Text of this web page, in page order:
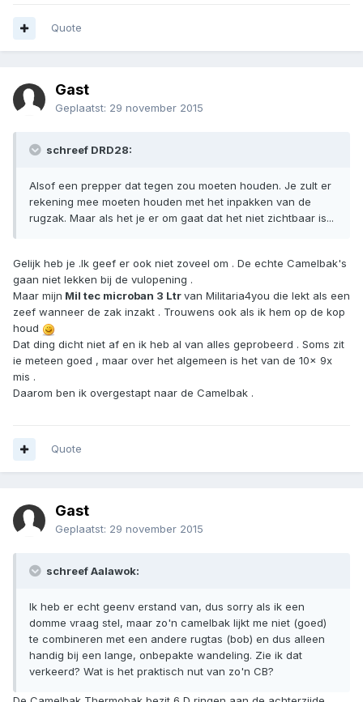
Quote
Gast
Geplaatst: 29 november 2015
schreef DRD28:
Alsof een prepper dat tegen zou moeten houden. Je zult er
rekening mee moeten houden met het inpakken van de
rugzak. Maar als het je er om gaat dat het niet zichtbaar is...
Gelijk heb je .Ik geef er ook niet zoveel om . De echte Camelbak's
gaan niet lekken bij de vulopening .
Maar mijn Mil tec microban 3 Ltrvan Militaria4you die lekt als een
zeef wanneer de zak inzakt . Trouwens ook als ik hem op de kop
houd
Dat ding dicht niet af en ik heb al van alles geprobeerd . Soms zit
ie meteen goed , maar over het algemeen is het van de 10x 9x
mis .
Daarom ben ik overgestapt naar de Camelbak .
Quote
Gast
Geplaatst: 29 november 2015
schreef Aalawok:
Ik heb er echt geenv erstand van, dus sorry als ik een
domme vraag stel, maar zo'n camelbak lijkt me niet (goed)
te combineren met een andere rugtas (bob) en dus alleen
handig bij een lange, onbepakte wandeling. Zie ik dat
verkeerd? Wat is het praktisch nut van zo'n CB?